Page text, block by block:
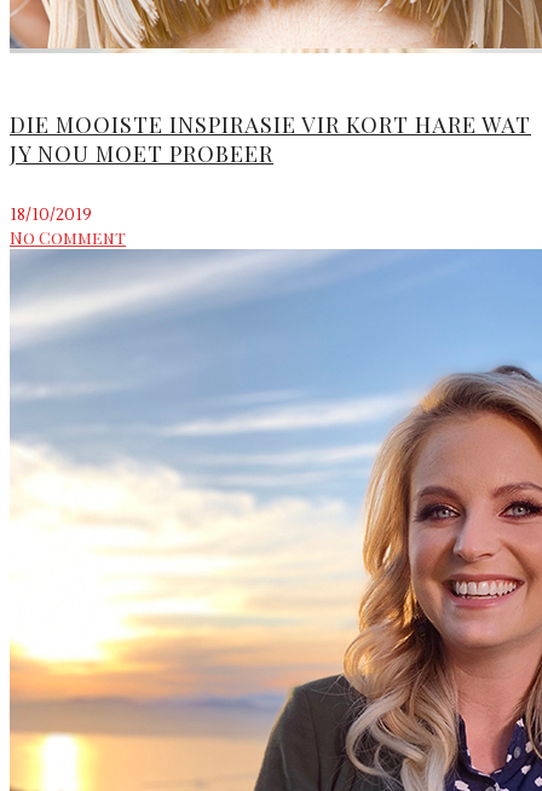
DIE MOOISTE INSPIRASIE VIR KORT HARE WAT
JY NOU MOET PROBEER
18/10/2019
No Comment